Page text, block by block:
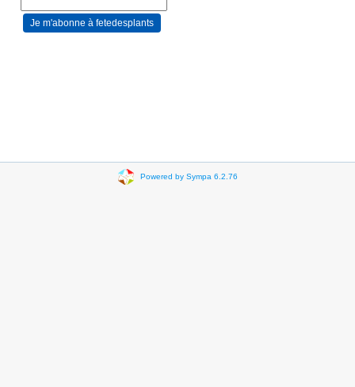
Powered by Sympa 6.2.76